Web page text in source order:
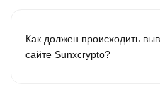
Как должен происходить
сайте Sunxcrypto?